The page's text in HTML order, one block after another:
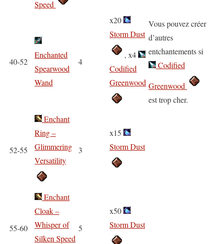
Speed
40-52
Enchanted
Spearwood
Wand
4
x20
Storm Dust
, x4
Codified
Greenwood
Vous pouvez créer
d’autres
entchantements si
Codified
Greenwood
est trop cher.
52-55
Enchant
Ring –
Glimmering
Versatility
3
x15
Storm Dust
55-60
Enchant
Cloak –
Whisper of
Silken Speed
5
x50
Storm Dust